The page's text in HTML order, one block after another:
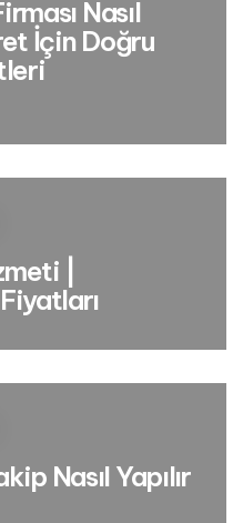
Nasıl
İçin Doğru
|
Nasıl Yapılır